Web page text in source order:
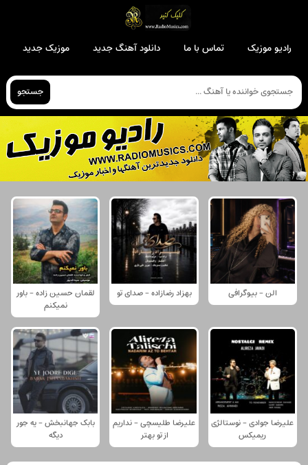
رادیو موزیک تماس با ما دانلود آهنگ جدید موزیک جدید
جستجو
الن - بیوگرافی بهزاد رضازاده - صدای تو
لقمان حسین زاده - باور
نمیکنم
علیرضا جوادی - نوستالژی
ریمیکس
علیرضا طلیسچی - نداریم
از تو بهتر
بابک جهانبخش - یه جور
دیگه